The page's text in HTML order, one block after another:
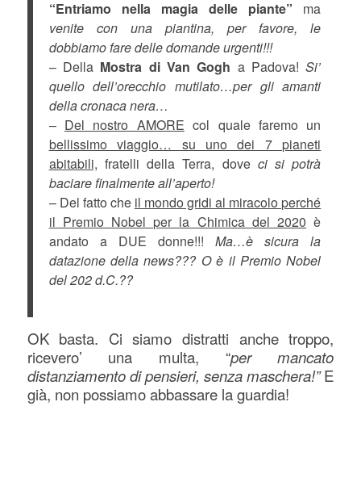
“Entriamo nella magia delle piante” ma
venite con una piantina, per favore, le
dobbiamo fare delle domande urgenti!!!
– Della Mostra di Van Gogh a Padova!Si’
quello dell’orecchio mutilato…per gli amanti
della cronaca nera…
– Del nostro AMORE col quale faremo un
bellissimo viaggio… su uno dei 7 pianeti
abitabili, fratelli della Terra, dove ci si potrà
baciare finalmente all’aperto!
– Del fatto che il mondo gridi al miracolo perché
il Premio Nobel per la Chimica del 2020 è
andato a DUE donne!!!Ma…è sicura la
datazione della news??? O è il Premio Nobel
del 202 d.C.??
OK basta. Ci siamo distratti anche troppo,
ricevero’ una multa, “per mancato
distanziamento di pensieri, senza maschera!”E
già, non possiamo abbassare la guardia!